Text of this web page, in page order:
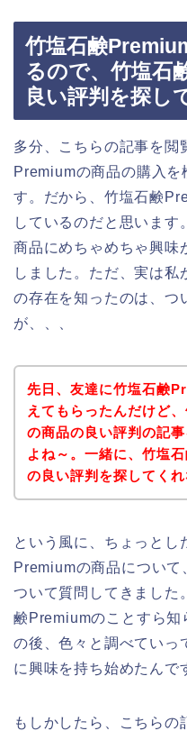
竹塩石鹸
るので、竹塩石
良い評判を探し
多分、こちらの記事を閲
Premiumの商品の購入を
す。だから、竹塩石鹸
しているのだと思いま
商品にめちゃめちゃ興味
しました。ただ、実は
の存在を知ったのは、つ
が、、、
先日、友達に竹塩石鹸
えてもらったんだけど
の商品の良い評判の記
よね～。一緒に、竹塩
の良い評判を探してく
という風に、ちょっとし
Premiumの商品について
ついて質問してきました
鹸Premiumのことすら知
の後、色々と調べていっ
に興味を持ち始めたんで
もしかしたら、こちらの